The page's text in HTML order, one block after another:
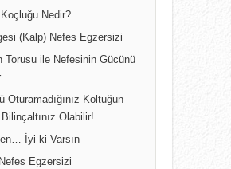
Nedir?
(Kalp) Nefes Egzersizi
Torusu ile Nefesinin Gücünü
Oturamadığınız Koltuğun
Olabilir!
İyi ki Varsın
Egzersizi